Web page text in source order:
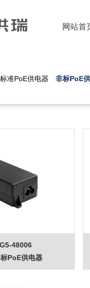
网站首
标准PoE供电器 非标PoE
48006
PoE供电器